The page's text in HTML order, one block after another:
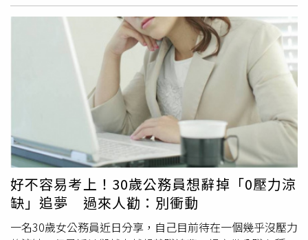
證與美方合作之構改作業相關紀錄，確有客觀之技術挑戰存
在，且自動防撞地系統對該等導航系統故障樣態難有直接助
益，惟基於整體F-16機隊之飛行安全，監委仍強調空軍務必
督促美方加速完成構改，以有效降低事故風險。
理，包括主動查核、抽樣檢驗、產品下架、發布預警及依法
採取必要管制措施。賴清德提到，食藥署於6月30日接獲通
報後，隔天即邀請台中市政府共同前往查廠，第一時間勒令
中聯油停工，並要求福壽、福懋、泰山等3家食品公司全面
下架相關產品，同時依法裁罰中聯油1億7120萬元，司法機
關也已介入偵辦，並無外界所稱「蓋牌」或「護航」情形。
賴清德指出，基於食安優先原則，政府也預防性下架所有使
用中聯油品製成的食品，並全面清查、抽驗中聯油4月至6月
生產的30批油品及數百項預防性下架商品。本週一已向社會
說明抽驗結果，專家諮詢會議也於週二作成決議，確認沒有
問題的商品恢復上架，有問題的產品則依法銷毀，以恢復市
場秩序。如今，食藥署將啟動獨立第三方查廠調查，唯有釐
清問題本質，才能真正解決問題，持續
度。談及後續修法，賴清德指出，行政院23日院會將討論
好不容易考上！30歲公務員想辭掉「0壓力涼
缺」追夢 過來人勸：別衝動
一名30歲女公務員近日分享，自己目前待在一個幾乎沒壓力